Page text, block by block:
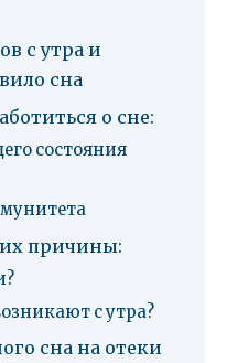
с утра и
сна
о сне:
состояния
причины:
с утра?
сна на отеки